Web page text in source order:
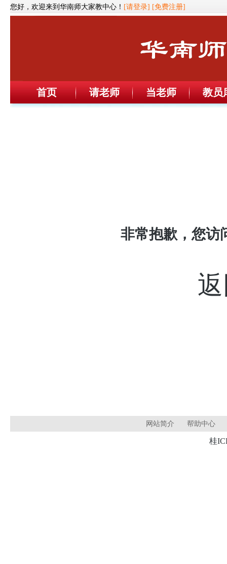
您好，欢迎来到华南师大家教中心！ [请登录] [免费注册]
首页 请老师 当老师 教员
非常抱歉，您访
网站简介 帮助中心
桂